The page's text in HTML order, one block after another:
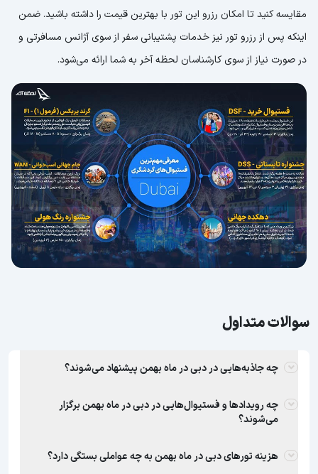
مقایسه کنید تا امکان رزرو این تور با بهترین قیمت را داشته باشید. ضمن
اینکه پس از رزرو تور نیز خدمات پشتیبانی سفر از سوی آژانس مسافرتی و
در صورت نیاز از سوی کارشناسان لحظه آخر به شما ارائه می‌شود.
سوالات متداول
چه جاذبه‌هایی در دبی در ماه بهمن پیشنهاد می‌شوند؟
چه رویدادها و فستیوال‌هایی در دبی در ماه بهمن برگزار
می‌شوند؟
هزینه تورهای دبی در ماه بهمن به چه عواملی بستگی دارد؟